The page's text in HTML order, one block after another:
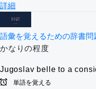
詳細
語彙を覚えるための辞書問
かなりの程度
Jugoslav belle to a
単語を覚える